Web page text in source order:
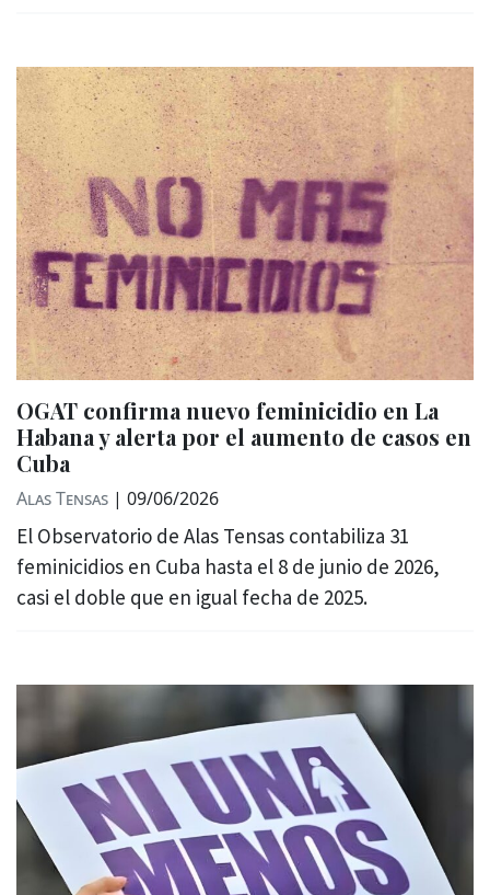
OGAT confirma nuevo feminicidio en La
Habana y alerta por el aumento de casos en
Cuba
Alas Tensas | 09/06/2026
El Observatorio de Alas Tensas contabiliza 31
feminicidios en Cuba hasta el 8 de junio de 2026,
casi el doble que en igual fecha de 2025.